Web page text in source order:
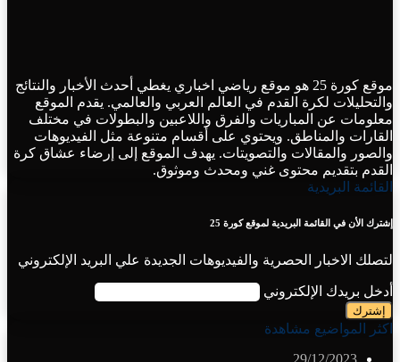
موقع كورة 25 هو موقع رياضي اخباري يغطي أحدث الأخبار والنتائج
والتحليلات لكرة القدم في العالم العربي والعالمي. يقدم الموقع
معلومات عن المباريات والفرق واللاعبين والبطولات في مختلف
القارات والمناطق. ويحتوي على أقسام متنوعة مثل الفيديوهات
والصور والمقالات والتصويتات. يهدف الموقع إلى إرضاء عشاق كرة
القدم بتقديم محتوى غني ومحدث وموثوق.
القائمة البريدية
إشترك الأن في القائمة البريدية لموقع كورة 25
لتصلك الاخبار الحصرية والفيديوهات الجديدة علي البريد الإلكتروني
أدخل بريدك الإلكتروني
اكثر المواضيع مشاهدة